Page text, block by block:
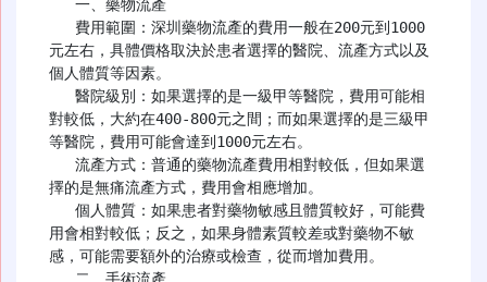
元左右，具體價格取決於患者選擇的醫院、流產方式以及
個人體質等因素。
對較低，大約在400-800元之間；而如果選擇的是三級甲
等醫院，費用可能會達到1000元左右。
擇的是無痛流產方式，費用會相應增加。
用會相對較低；反之，如果身體素質較差或對藥物不敏
感，可能需要額外的治療或檢查，從而增加費用。